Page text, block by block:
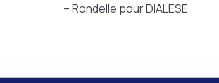
– Rondelle pour DIALESE